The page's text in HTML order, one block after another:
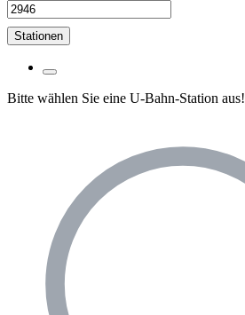
Stationen
Bitte wählen Sie eine U-Bahn-Station aus!